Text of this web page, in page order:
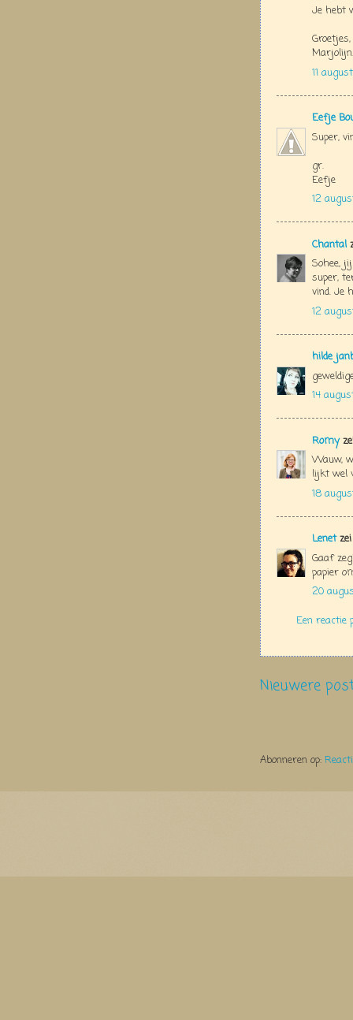
Je hebt
Groetjes,
Marjolijn.
11
Eefje
Super,
gr.
Eefje
12
Chantal
Sohee,
super,
vind. Je
12
hilde
14
Romy
Wauw,
lijkt wel
18
Lenetzei
Gaaf
papier
20
Een reactie
Nieuwere
Abonneren op: